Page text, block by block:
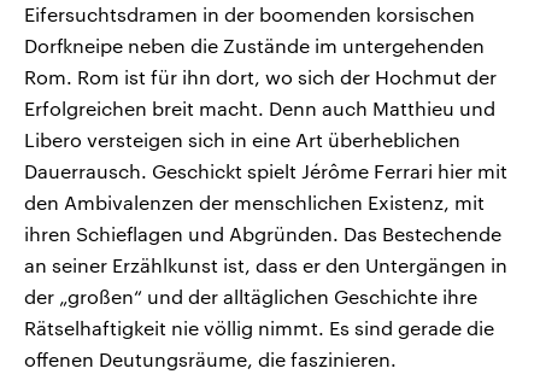
Eifersuchtsdramen in der boomenden korsischen
Dorfkneipe neben die Zustände im untergehenden
Rom. Rom ist für ihn dort, wo sich der Hochmut der
Erfolgreichen breit macht. Denn auch Matthieu und
Libero versteigen sich in eine Art überheblichen
Dauerrausch. Geschickt spielt Jérôme Ferrari hier mit
den Ambivalenzen der menschlichen Existenz, mit
ihren Schieflagen und Abgründen. Das Bestechende
an seiner Erzählkunst ist, dass er den Untergängen in
der „großen“ und der alltäglichen Geschichte ihre
Rätselhaftigkeit nie völlig nimmt. Es sind gerade die
offenen Deutungsräume, die faszinieren.